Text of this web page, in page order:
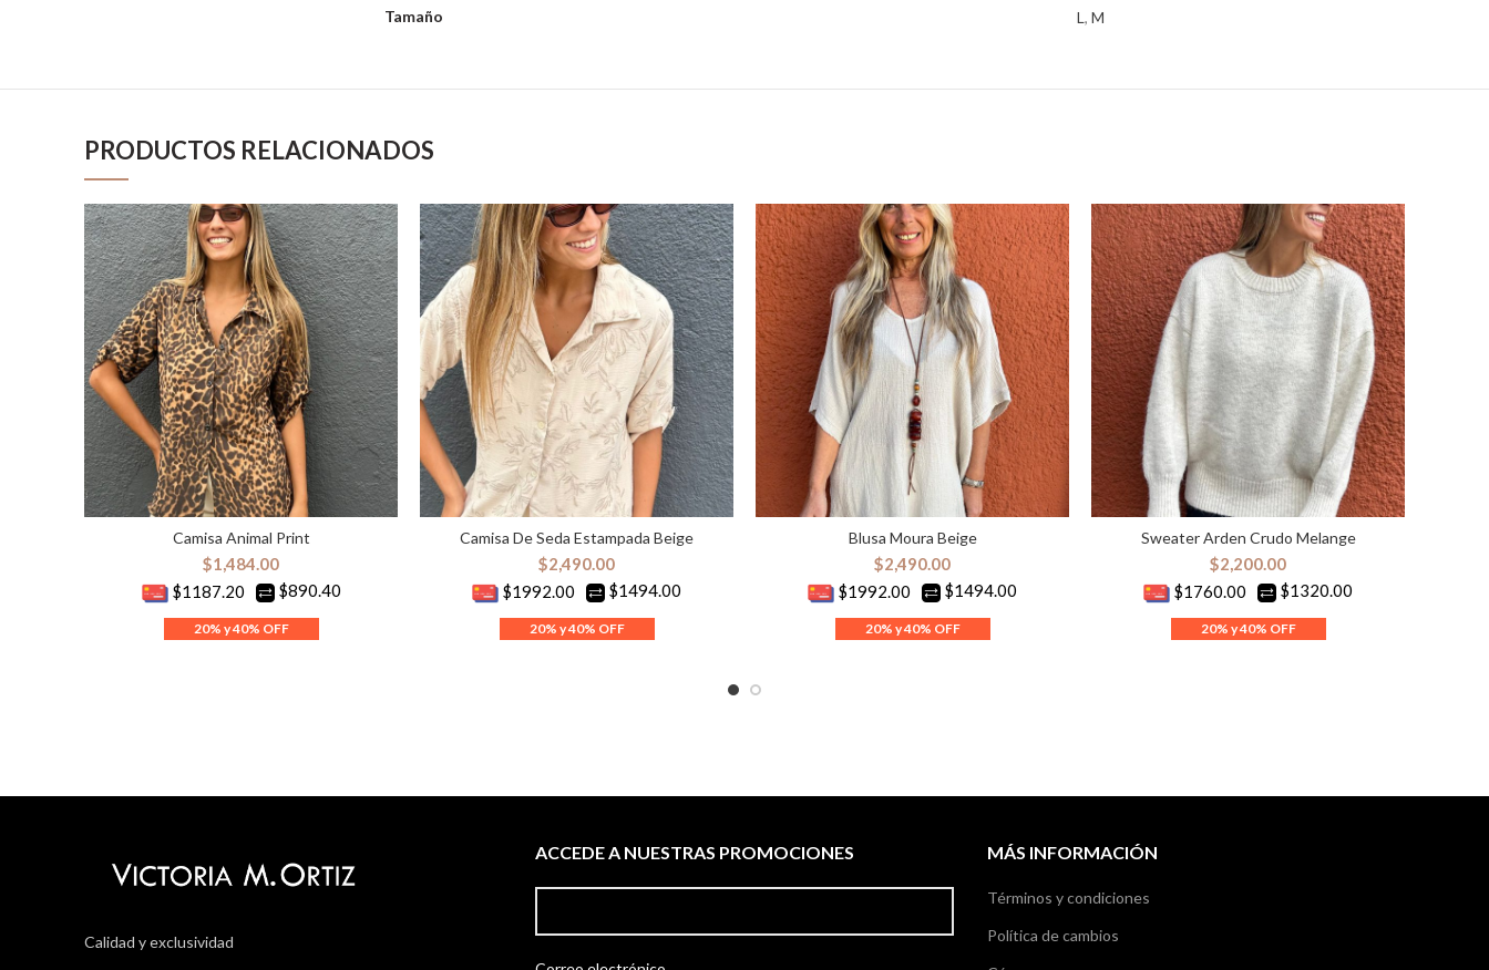
Tamaño L , M
PRODUCTOS RELACIONADOS
SELECCIONAR OPCIONES
Camisa Animal Print
$1,484.00
$1187.20
$890.40
SELECCIONAR OPCIONES
Camisa De Seda Estampada Beige
$2,490.00
$1992.00
$1494.00
SELECCIONAR OPCIONES
Blusa Moura Beige
$2,490.00
$1992.00
$1494.00
SELECCIONAR OPCIONES
Sweater Arden Crudo Melange
$2,200.00
$1760.00
$1320.00
Calidad y exclusividad
ACCEDE A NUESTRAS PROMOCIONES MÁS INFORMACIÓN
Términos y condiciones
Política de cambios